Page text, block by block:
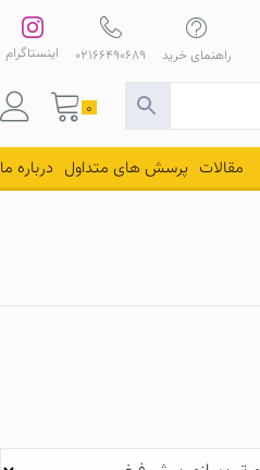
0
راهنمای خرید 02166490689 اینستاگرام
مقالات پرسش های متداول درباره ما